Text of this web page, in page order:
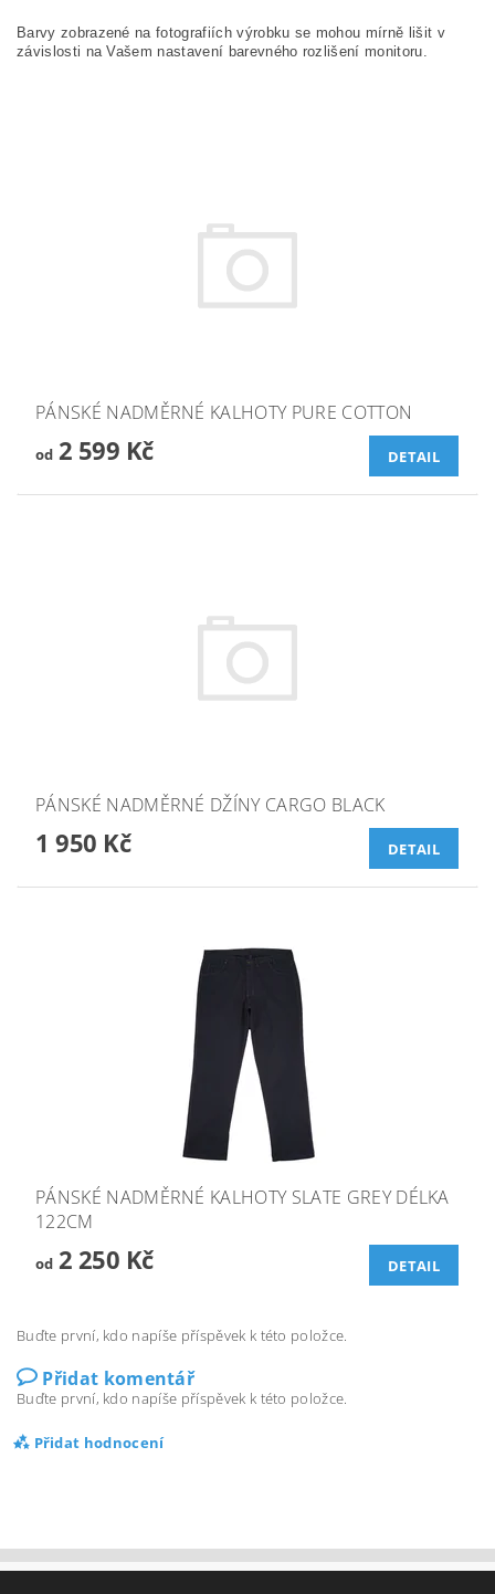
Barvy zobrazené na fotografiích výrobku se mohou mírně lišit v
závislosti na Vašem nastavení barevného rozlišení monitoru.
PÁNSKÉ NADMĚRNÉ KALHOTY PURE COTTON
od2 599 Kč DETAIL
PÁNSKÉ NADMĚRNÉ DŽÍNY CARGO BLACK
1 950 Kč DETAIL
PÁNSKÉ NADMĚRNÉ KALHOTY SLATE GREY DÉLKA
122CM
od2 250 Kč DETAIL
Buďte první, kdo napíše příspěvek k této položce.
Přidat komentář
Buďte první, kdo napíše příspěvek k této položce.
Přidat hodnocení